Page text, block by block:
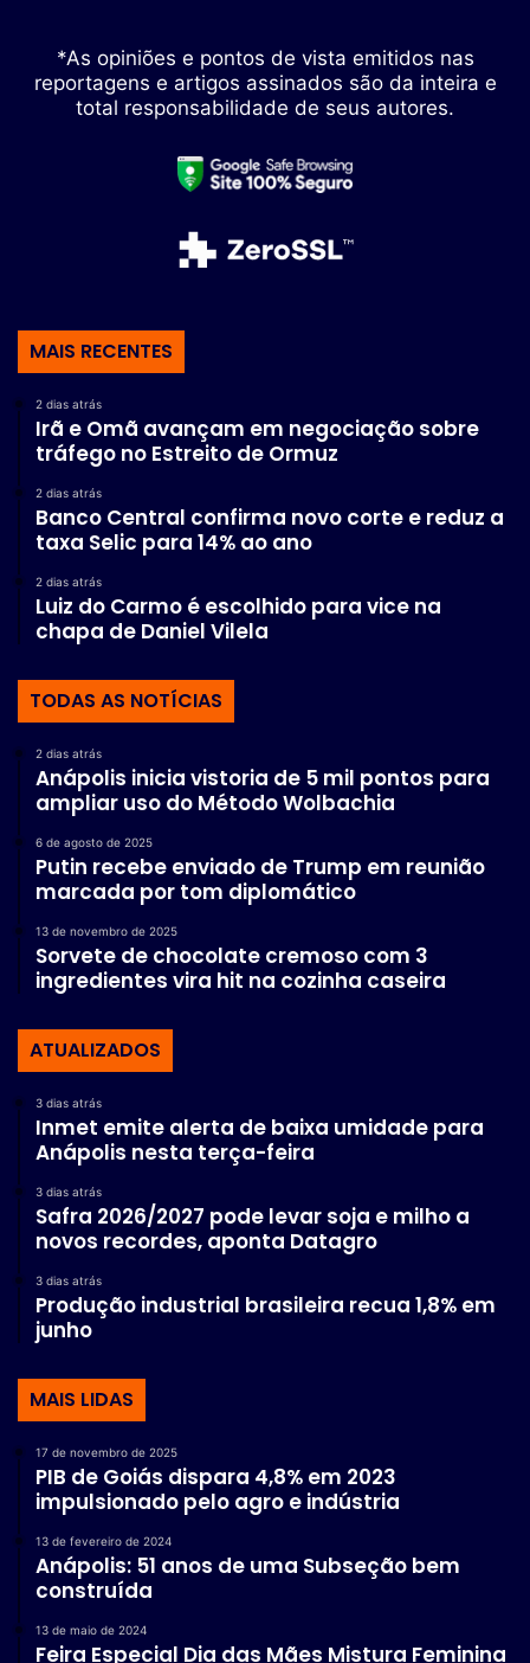
*As opiniões e pontos de vista emitidos nas
reportagens e artigos assinados são da inteira e
total responsabilidade de seus autores.
MAIS RECENTES
2 dias atrás
Irã e Omã avançam em negociação sobre
tráfego no Estreito de Ormuz
2 dias atrás
Banco Central confirma novo corte e reduz a
taxa Selic para 14% ao ano
2 dias atrás
Luiz do Carmo é escolhido para vice na
chapa de Daniel Vilela
TODAS AS NOTÍCIAS
2 dias atrás
Anápolis inicia vistoria de 5 mil pontos para
ampliar uso do Método Wolbachia
6 de agosto de 2025
Putin recebe enviado de Trump em reunião
marcada por tom diplomático
13 de novembro de 2025
Sorvete de chocolate cremoso com 3
ingredientes vira hit na cozinha caseira
ATUALIZADOS
3 dias atrás
Inmet emite alerta de baixa umidade para
Anápolis nesta terça-feira
3 dias atrás
Safra 2026/2027 pode levar soja e milho a
novos recordes, aponta Datagro
3 dias atrás
Produção industrial brasileira recua 1,8% em
junho
MAIS LIDAS
17 de novembro de 2025
PIB de Goiás dispara 4,8% em 2023
impulsionado pelo agro e indústria
13 de fevereiro de 2024
Anápolis: 51 anos de uma Subseção bem
construída
13 de maio de 2024
Feira Especial Dia das Mães Mistura Feminina